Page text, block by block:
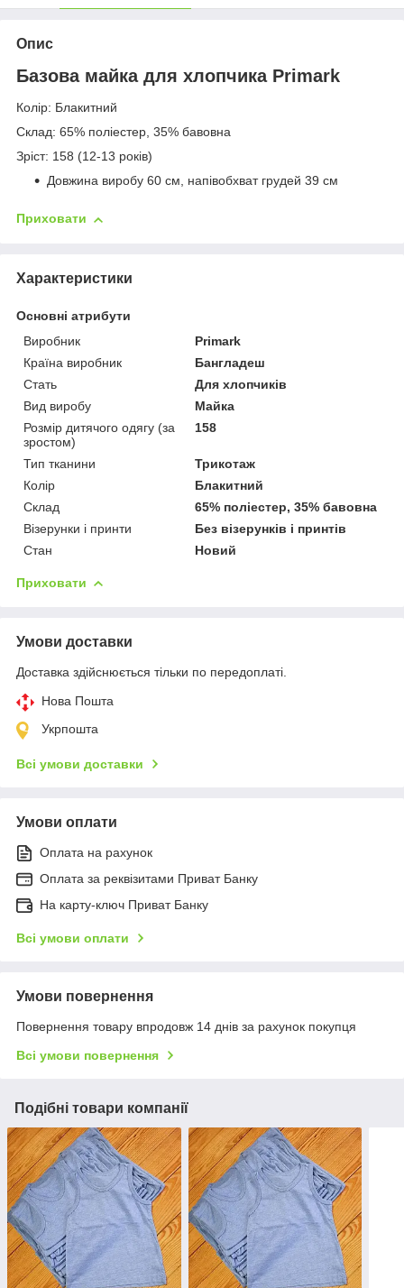
Опис
Базова майка для хлопчика Primark
Колір: Блакитний
Склад: 65% поліестер, 35% бавовна
Зріст: 158 (12-13 років)
Довжина виробу 60 см, напівобхват грудей 39 см
Приховати
Характеристики
Основні атрибути
Виробник
Primark
Країна виробник
Бангладеш
Стать
Для хлопчиків
Вид виробу
Майка
Розмір дитячого одягу (за
зростом)
158
Тип тканини
Трикотаж
Колір
Блакитний
Склад
65% поліестер, 35% бавовна
Візерунки і принти
Без візерунків і принтів
Стан
Новий
Приховати
Умови доставки
Доставка здійснюється тільки по передоплаті.
Нова Пошта
Укрпошта
Всі умови доставки
Умови оплати
Оплата на рахунок
Оплата за реквізитами Приват Банку
На карту-ключ Приват Банку
Всі умови оплати
Умови повернення
Повернення товару впродовж 14 днів за рахунок покупця
Всі умови повернення
Подібні товари компанії